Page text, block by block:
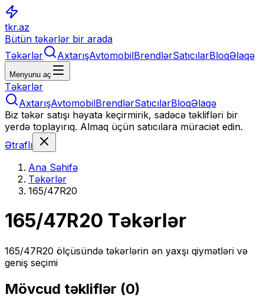
tkr.az
Bütün təkərlər bir arada
Təkərlər
AxtarışAvtomobilBrendlərSatıcılarBloqƏlaqə
Menyunu aç
Təkərlər
AxtarışAvtomobilBrendlərSatıcılarBloqƏlaqə
Biz təkər satışı həyata keçirmirik, sadəcə təklifləri bir
yerdə toplayırıq. Almaq üçün satıcılara müraciət edin.
Ətraflı
Ana Səhifə
Təkərlər
165/47R20
165/47R20 Təkərlər
165/47R20 ölçüsündə təkərlərin ən yaxşı qiymətləri və
geniş seçimi
Mövcud təkliflər (0)